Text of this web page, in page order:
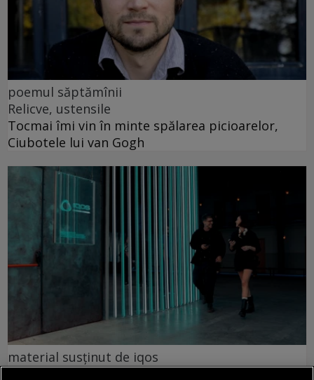
poemul săptămînii
Relicve, ustensile
Tocmai îmi vin în minte spălarea picioarelor,
Ciubotele lui van Gogh
material susținut de iqos